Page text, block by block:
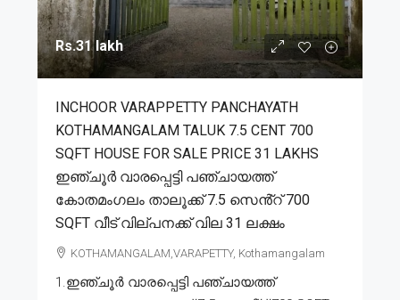
Rs.31 lakh
INCHOOR VARAPPETTY PANCHAYATH
KOTHAMANGALAM TALUK 7.5 CENT 700
SQFT HOUSE FOR SALE PRICE 31 LAKHS
ഇഞ്ചൂർ വാരപ്പെട്ടി പഞ്ചായത്ത്
കോതമംഗലം താലൂക്ക് 7.5 സെൻ്റ് 700
SQFT വീട് വില്പനക്ക് വില 31 ലക്ഷം
KOTHAMANGALAM,VARAPETTY, Kothamangalam
1.ഇഞ്ചൂർ വാരപ്പെട്ടി പഞ്ചായത്ത്